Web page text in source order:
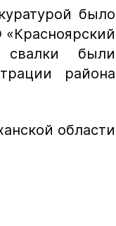
было
свалки были
района
области